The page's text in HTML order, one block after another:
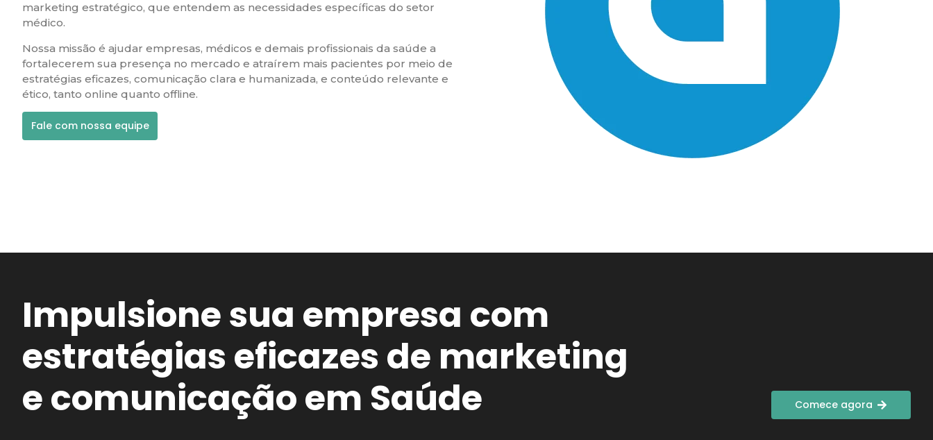
marketing estratégico, que entendem as necessidades específicas do setor
médico.
Nossa missão é ajudar empresas, médicos e demais profissionais da saúde a
fortalecerem sua presença no mercado e atraírem mais pacientes por meio de
estratégias eficazes, comunicação clara e humanizada, e conteúdo relevante e
ético, tanto online quanto offline.
Fale com nossa equipe
Impulsione sua empresa com
estratégias eficazes de marketing
e comunicação em Saúde
Comece agora